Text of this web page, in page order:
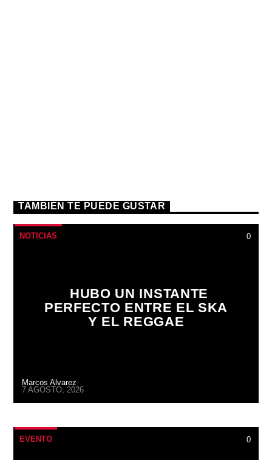
TAMBIÉN TE PUEDE GUSTAR
NOTICIAS 0
HUBO UN INSTANTE
PERFECTO ENTRE EL SKA
Y EL REGGAE
Marcos Alvarez
7 AGOSTO, 2026
EVENTO 0